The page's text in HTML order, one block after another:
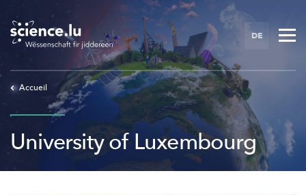
main
content
DE
Accueil
University of Luxembourg